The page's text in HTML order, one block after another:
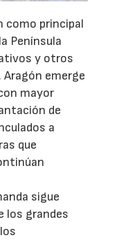
como principal
Península
y otros
emerge
mayor
de
a
que
sigue
los grandes